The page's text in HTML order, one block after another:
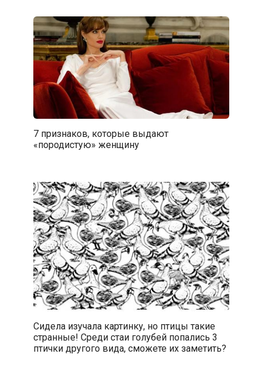
7 признаков, которые выдают
«породистую» женщину
Сидела изучала картинку, но птицы такие
странные! Среди стаи голубей попались 3
птички другого вида, сможете их заметить?